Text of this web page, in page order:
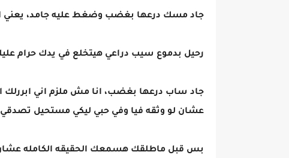
جاد مسك درعها بغضب وضغط عليه جامد، يعني
رحيل بدموع سيب دراعي هيتخلع في يدك حرام
جاد ساب درعها بغضب، انا مش ملزم اني ابررلك
عشان لو وثقه فيا وفي حبي ليكي مستحيل
بس قبل ماطلقك هسمعك الحقيقه الكامله عشان